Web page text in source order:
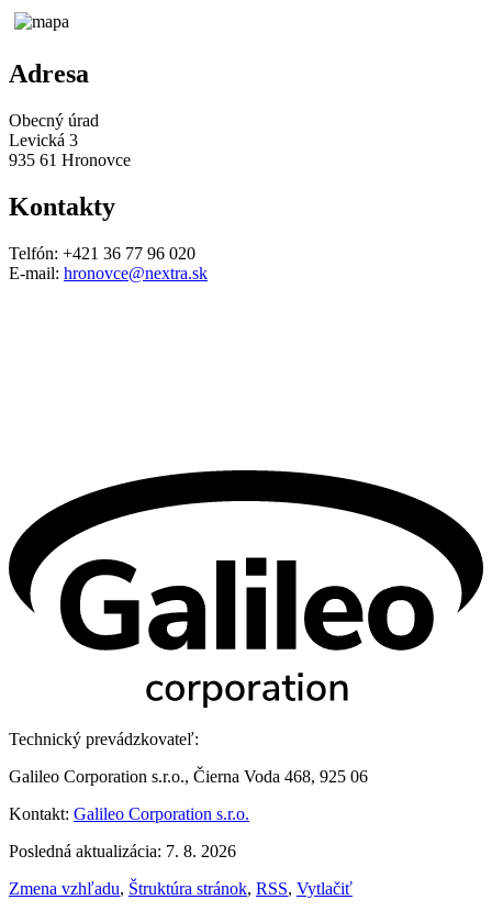
Adresa
Obecný úrad
Levická 3
935 61 Hronovce
Kontakty
Telfón: +421 36 77 96 020
E-mail: hronovce@nextra.sk
Technický prevádzkovateľ:
Galileo Corporation s.r.o., Čierna Voda 468, 925 06
Kontakt: Galileo Corporation s.r.o.
Posledná aktualizácia: 7. 8. 2026
Zmena vzhľadu, Štruktúra stránok, RSS, Vytlačiť